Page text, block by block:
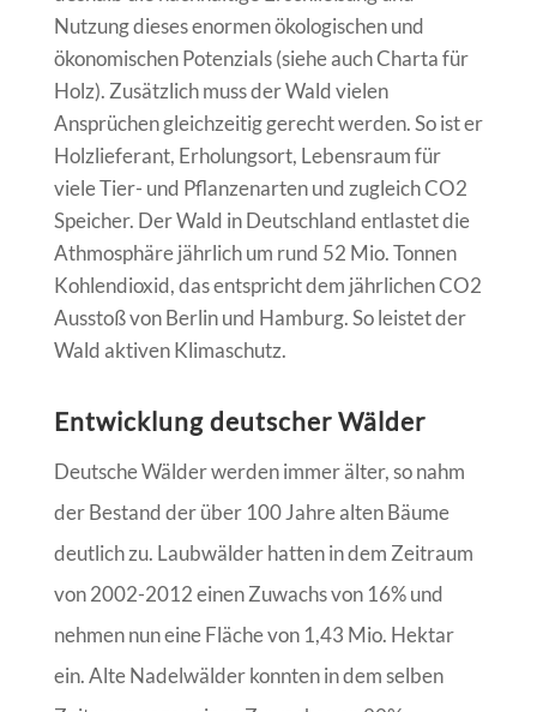
Nutzung dieses enormen ökologischen und
ökonomischen Potenzials (siehe auch Charta für
Holz). Zusätzlich muss der Wald vielen
Ansprüchen gleichzeitig gerecht werden. So ist er
Holzlieferant, Erholungsort, Lebensraum für
viele Tier- und Pflanzenarten und zugleich CO2
Speicher. Der Wald in Deutschland entlastet die
Athmosphäre jährlich um rund 52 Mio. Tonnen
Kohlendioxid, das entspricht dem jährlichen CO2
Ausstoß von Berlin und Hamburg. So leistet der
Wald aktiven Klimaschutz.
Entwicklung deutscher Wälder
Deutsche Wälder werden immer älter, so nahm
der Bestand der über 100 Jahre alten Bäume
deutlich zu. Laubwälder hatten in dem Zeitraum
von 2002-2012 einen Zuwachs von 16% und
nehmen nun eine Fläche von 1,43 Mio. Hektar
ein. Alte Nadelwälder konnten in dem selben